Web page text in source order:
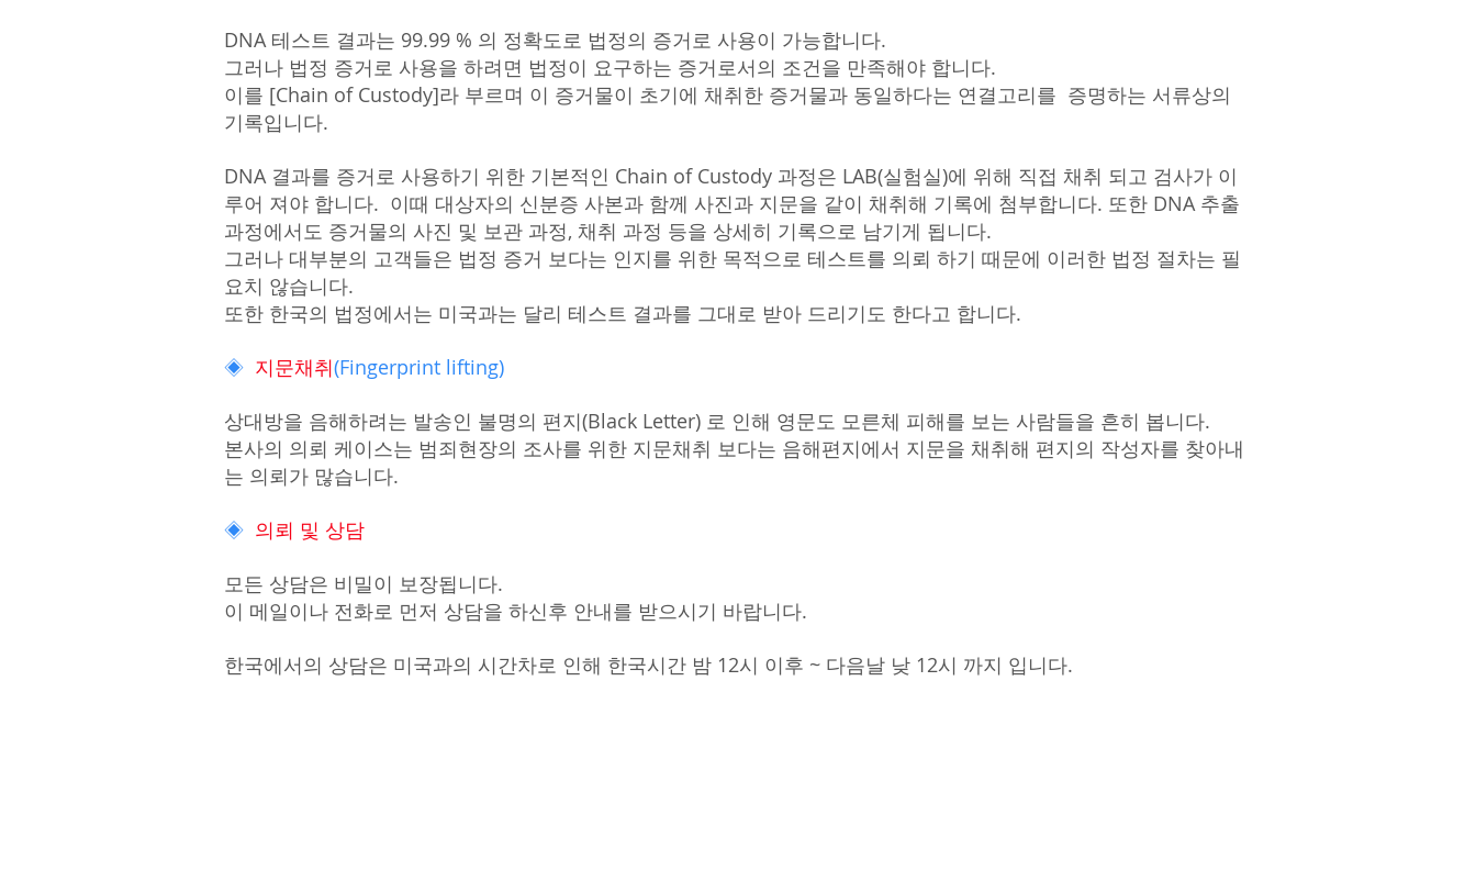
DNA 테스트 결과는 99.99 % 의 정확도로 법정의 증거로 사용이 가능합니다.
그러나 법정 증거로 사용을 하려면 법정이 요구하는 증거로서의 조건을 만족해야 합니다.
이를 [Chain of Custody]라 부르며 이 증거물이 초기에 채취한 증거물과 동일하다는 연결고리를 증명하는 서류상의
기록입니다.
DNA 결과를 증거로 사용하기 위한 기본적인 Chain of Custody 과정은 LAB(실험실)에 위해 직접 채취 되고 검사가 이
루어 져야 합니다. 이때 대상자의 신분증 사본과 함께 사진과 지문을 같이 채취해 기록에 첨부합니다. 또한 DNA 추출
과정에서도 증거물의 사진 및 보관 과정, 채취 과정 등을 상세히 기록으로 남기게 됩니다.
그러나 대부분의 고객들은 법정 증거 보다는 인지를 위한 목적으로 테스트를 의뢰 하기 때문에 이러한 법정 절차는 필
요치 않습니다.
또한 한국의 법정에서는 미국과는 달리 테스트 결과를 그대로 받아 드리기도 한다고 합니다.
◈ 지문채취(Fingerprint lifting)
상대방을 음해하려는 발송인 불명의 편지(Black Letter) 로 인해 영문도 모른체 피해를 보는 사람들을 흔히 봅니다.
본사의 의뢰 케이스는 범죄현장의 조사를 위한 지문채취 보다는 음해편지에서 지문을 채취해 편지의 작성자를 찾아내
는 의뢰가 많습니다.
◈ 의뢰 및 상담
모든 상담은 비밀이 보장됩니다.
이 메일이나 전화로 먼저 상담을 하신후 안내를 받으시기 바랍니다.
한국에서의 상담은 미국과의 시간차로 인해 한국시간 밤 12시 이후 ~ 다음날 낮 12시 까지 입니다.